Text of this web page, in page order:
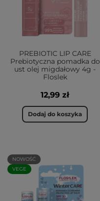
PREBIOTIC LIP CARE
Prebiotyczna pomadka do
ust olej migdałowy 4g -
Floslek
12,99 zł
Dodaj do koszyka
NOWOŚĆ
VEGE